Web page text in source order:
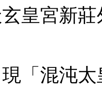
皇宮新
「混沌